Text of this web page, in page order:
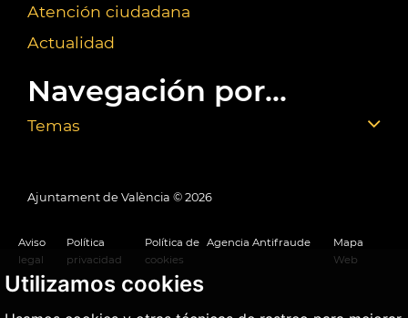
Utilizamos cookies
Atención ciudadana
Actualidad
Navegación por...
Temas
Ajuntament de València © 2026
Aviso
legal
Política
privacidad
Política de
cookies
Agencia Antifraude
Mapa
Web